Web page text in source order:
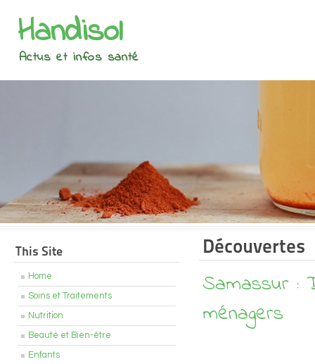
Handisol
Actus et infos santé
This Site
Home
Soins et Traitements
Nutrition
Beauté et Bien-être
Enfants
Découvertes
Samassur :
ménagers